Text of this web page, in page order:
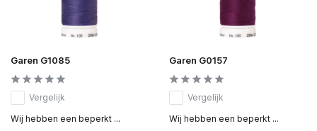
Garen G1085
Vergelijk
Wij hebben een beperkt ...
Garen G0157
Vergelijk
Wij hebben een beperkt ...